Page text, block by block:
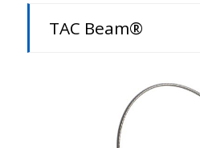
TAC Beam®